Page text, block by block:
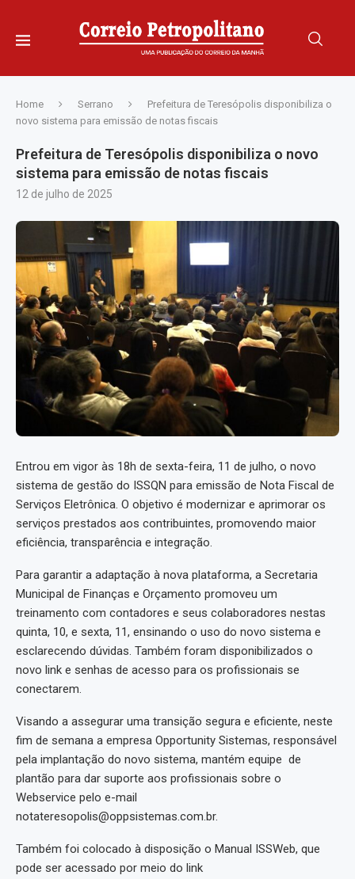
Home Serrano
Prefeitura de Teresópolis disponibiliza o
novo sistema para emissão de notas fiscais
Prefeitura de Teresópolis disponibiliza o novo
sistema para emissão de notas fiscais
12 de julho de 2025
Entrou em vigor às 18h de sexta-feira, 11 de julho, o novo
sistema de gestão do ISSQN para emissão de Nota Fiscal de
Serviços Eletrônica. O objetivo é modernizar e aprimorar os
serviços prestados aos contribuintes, promovendo maior
eficiência, transparência e integração.
Para garantir a adaptação à nova plataforma, a Secretaria
Municipal de Finanças e Orçamento promoveu um
treinamento com contadores e seus colaboradores nestas
quinta, 10, e sexta, 11, ensinando o uso do novo sistema e
esclarecendo dúvidas. Também foram disponibilizados o
novo link e senhas de acesso para os profissionais se
conectarem.
Visando a assegurar uma transição segura e eficiente, neste
fim de semana a empresa Opportunity Sistemas, responsável
pela implantação do novo sistema, mantém equipe de
plantão para dar suporte aos profissionais sobre o
Webservice pelo e-mail
notateresopolis@oppsistemas.com.br.
Também foi colocado à disposição o Manual ISSWeb, que
pode ser acessado por meio do link